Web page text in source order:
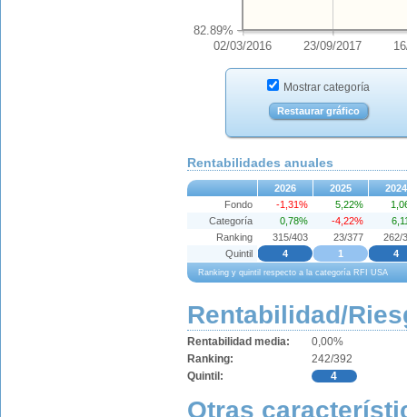
02/03/2016 23/09/2017
82.89%
Mostrar categoría
Restaurar gráfico
Rentabilidades anuales
2026 2025 2024
Ranking y quintil respecto a la categoría RFI USA
Fondo -1,31% 5,22%
Categoría
0,78% -4,22%
Ranking
315/403 23/377
262/
Quintil
4 1 4
Rentabilidad/
Rentabilidad media:
0,00%
Ranking:
242/392
Quintil:
4
Otras